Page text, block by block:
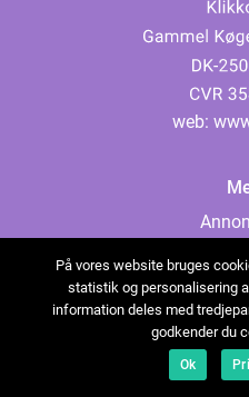
web:
På vores website bruges
statistik og personalisering
information deles med
godkender du
Ok